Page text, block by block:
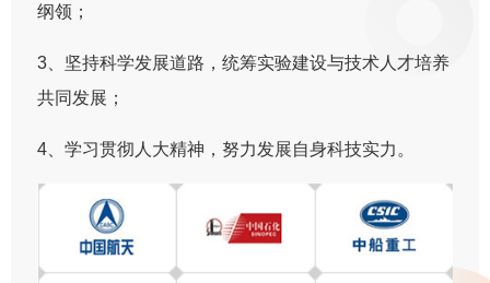
纲领；
3、坚持科学发展道路，统筹实验建设与技术人才培养
共同发展；
4、学习贯彻人大精神，努力发展自身科技实力。